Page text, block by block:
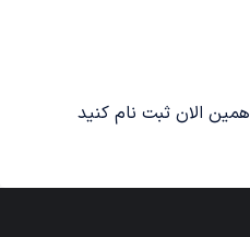
همین الان ثبت نام کنید